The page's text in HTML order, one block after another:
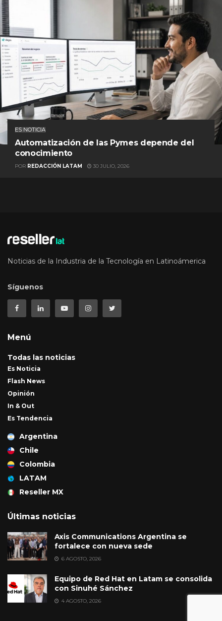
ES NOTICIA
Automatización de las Pymes depende del
conocimiento
POR REDACCIÓN LATAM 30 JULIO, 2026
Noticias de la Industria de la Tecnología en Latinoámerica
Síguenos
Menú
Todas las noticias
Es Noticia
Flash News
Opinión
In & Out
Es Tendencia
Argentina
Chile
Colombia
LATAM
Reseller MX
Últimas noticias
Axis Communications Argentina se
fortalece con nueva sede
6 AGOSTO, 2026
Equipo de Red Hat en Latam se consolida
con Sinuhé Sánchez
4 AGOSTO, 2026